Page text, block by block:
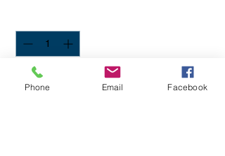
Lägg i Kundvagn
Phone Email Facebook